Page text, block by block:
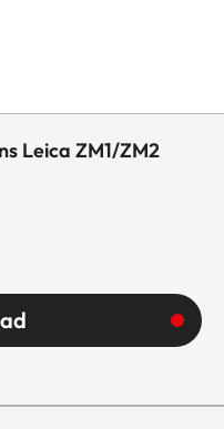
Leica ZM1/ZM2